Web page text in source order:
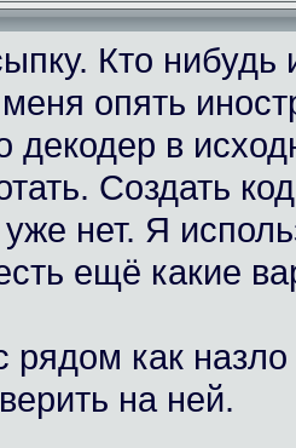
Кто нибудь
опять
декодер в
Создать
уже нет. Я
ещё какие
рядом как
на ней.